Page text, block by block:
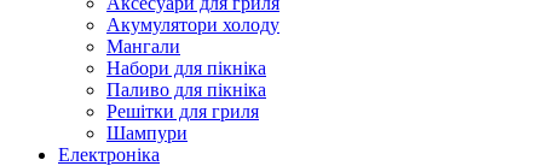
Акумулятори холоду
Мангали
Набори для пікніка
Паливо для пікніка
Решітки для гриля
Шампури
Електроніка